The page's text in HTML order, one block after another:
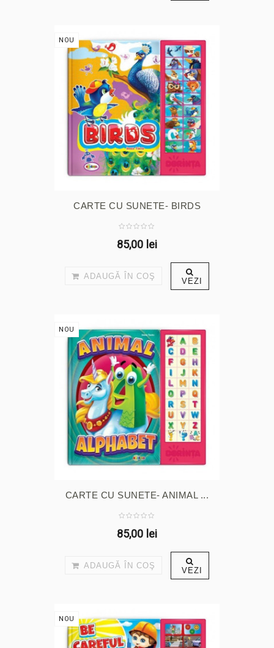
NOU
CARTE CU SUNETE- BIRDS
85,00 lei
ADAUGĂ ÎN COŞ VEZI
NOU
CARTE CU SUNETE- ANIMAL ...
85,00 lei
ADAUGĂ ÎN COŞ VEZI
NOU